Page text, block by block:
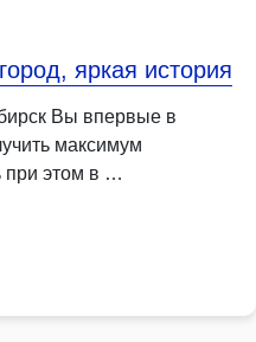
яркая история
Вы впервые в
максимум
при этом в …